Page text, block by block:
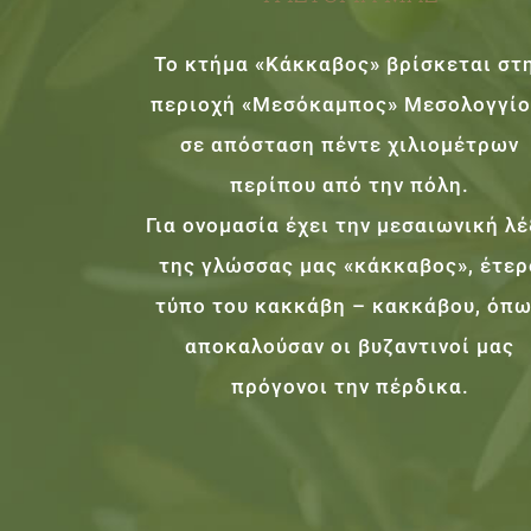
Το κτήμα «Κάκκαβος» βρίσκεται
περιοχή «Μεσόκαμπος»
σε απόσταση πέντε χιλιομέτρων
περίπου από την πόλη.
Για ονομασία έχει την μεσαιωνική
της γλώσσας μας «κάκκαβος»,
τύπο του κακκάβη – κακκάβου,
αποκαλούσαν οι βυζαντινοί μας
πρόγονοι την πέρδικα.